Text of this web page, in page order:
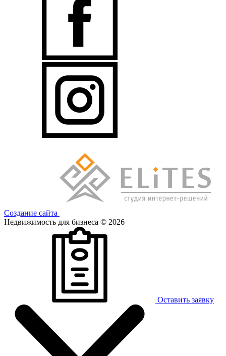
Создание сайта
Недвижимость для бизнеса © 2026
Оставить заявку